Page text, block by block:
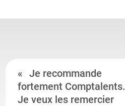
Je recommande
fortement Comptalents.
Je veux les remercier